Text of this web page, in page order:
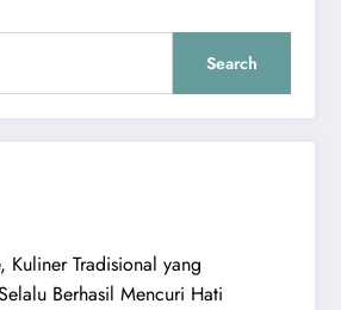
Search
Kuliner Tradisional yang
Berhasil Mencuri Hati